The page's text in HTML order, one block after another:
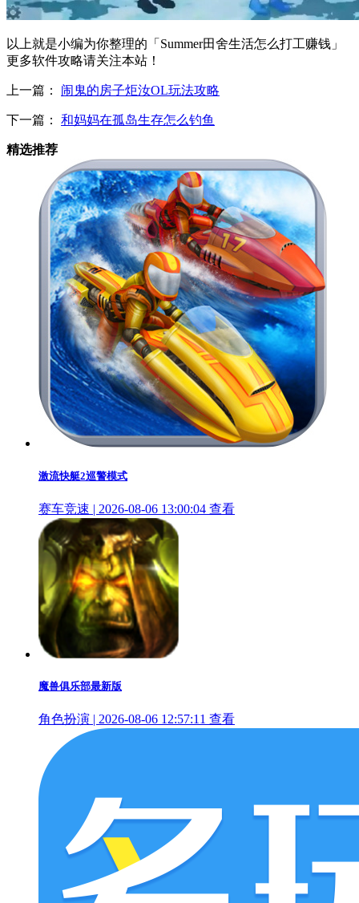
以上就是小编为你整理的「Summer田舍生活怎么打工赚钱」
更多软件攻略请关注本站！
上一篇： 闹鬼的房子炬汝OL玩法攻略
下一篇： 和妈妈在孤岛生存怎么钓鱼
精选推荐
激流快艇2巡警模式
赛车竞速 | 2026-08-06 13:00:04 查看
魔兽俱乐部最新版
角色扮演 | 2026-08-06 12:57:11 查看